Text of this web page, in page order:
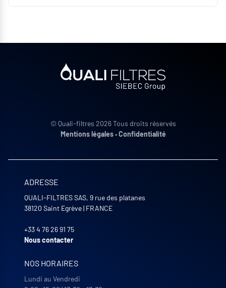
© Quali-filtres 2026 Tous droits réservés
Mentions légales•Confidentialité
ADRESSE
QUALI-FILTRES SAS, 9 rue des platanes
38120 Saint Egrève| FRANCE
+33 4 76 26 91 75
Nous contacter
NOS HORAIRES
Lundi au Vendredi